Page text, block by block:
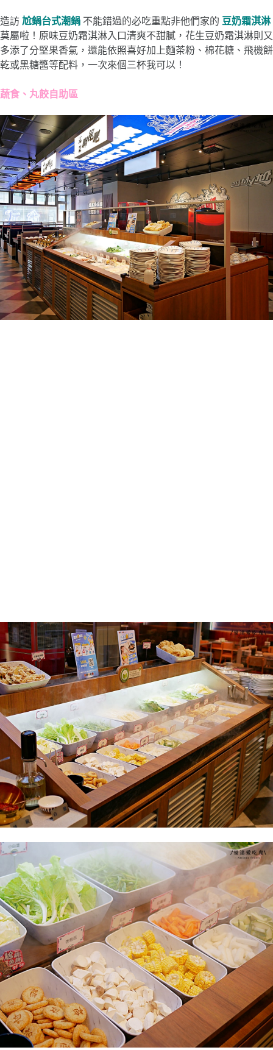
造訪 尬鍋台式潮鍋 不能錯過的必吃重點非他們家的 豆奶霜淇淋
莫屬啦！原味豆奶霜淇淋入口清爽不甜膩，花生豆奶霜淇淋則又
多添了分堅果香氣，還能依照喜好加上麵茶粉、棉花糖、飛機餅
乾或黑糖醬等配料，一次來個三杯我可以！
蔬食、丸餃自助區